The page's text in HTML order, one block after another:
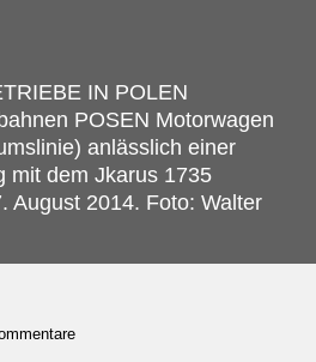
IN POLEN
POSEN Motorwagen
anlässlich einer
mit dem Jkarus 1735
August 2014. Foto: Walter